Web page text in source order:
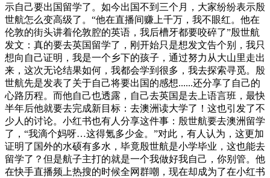
示自己要出国留学了。如今出国不到三个月，大家纷纷表示殷
世航怎么变高级了。“他在直播间赚上千万，我不眼红。他在
伦敦的街头讲着伦敦腔的英语，我后槽牙都要咬碎了”殷世航
发文：真的要去英国留学了，刚开始只是想发文告个别，我只
想向自己证明，我是一个乡下的孩子，通过努力从大山里走出
来，这次无论结果如何，我都会学到很多，我去探索寻觅。殷
世航先是发表了关于自己将要出国的感想......还分享了自己的
心路历程。而他自己也透露，自己去英国是去上语言班，最快
半年后他就要去完成新目标：去澳洲读大学了！这也引发了不
少人的讨论。小红书也有人分享这件事：殷世航要去澳洲留学
了，“我滴个妈呀…这得氪多少金。”对此，有人认为，这更加
证明了国外的水硕有多水，毕竟殷世航是小学毕业，这也能去
留学了？但是航子主打的就是一个我做好我自己，你别管。他
在快手直播频上热搜的时候全网群嘲，现在却成为了在小红书